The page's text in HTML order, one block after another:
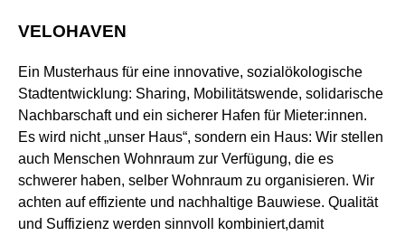
VELOHAVEN
Ein Musterhaus für eine innovative, sozialökologische
Stadtentwicklung: Sharing, Mobilitätswende, solidarische
Nachbarschaft und ein sicherer Hafen für Mieter:innen.
Es wird nicht „unser Haus“, sondern ein Haus: Wir stellen
auch Menschen Wohnraum zur Verfügung, die es
schwerer haben, selber Wohnraum zu organisieren. Wir
achten auf effiziente und nachhaltige Bauwiese. Qualität
und Suffizienz werden sinnvoll kombiniert,damit